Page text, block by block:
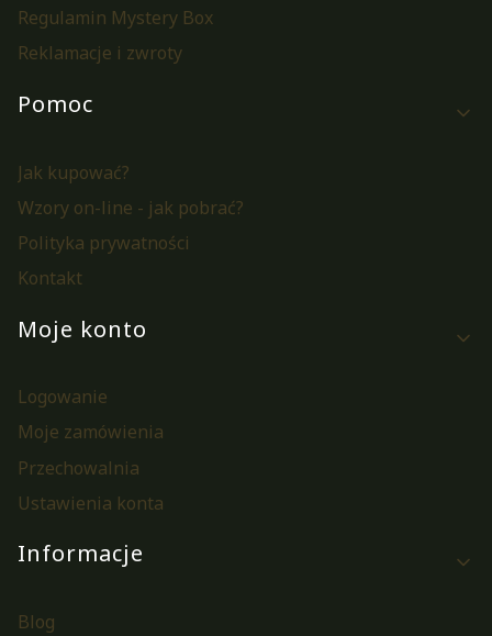
Regulamin Mystery Box
Reklamacje i zwroty
Pomoc
Jak kupować?
Wzory on-line - jak pobrać?
Polityka prywatności
Kontakt
Moje konto
Logowanie
Moje zamówienia
Przechowalnia
Ustawienia konta
Informacje
Blog